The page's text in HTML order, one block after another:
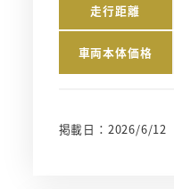
走行距離
車両本体価格
掲載日：2026/6/12